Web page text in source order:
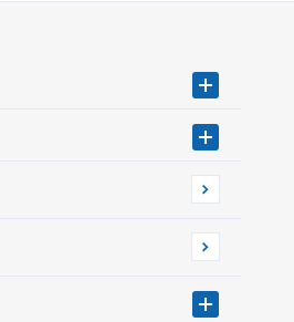
について（ネット決済）